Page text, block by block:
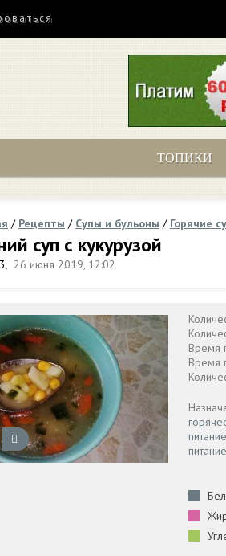
ТОПИКИ
/ Рецепты / Супы и бульоны / Горячие
суп с кукурузой
, 26 июня 2019, 12:02
Время
Время
питание
питание